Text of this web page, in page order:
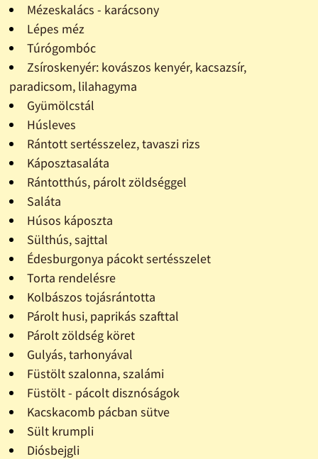
Mézeskalács - karácsony
Lépes méz
Túrógombóc
Zsíroskenyér: kovászos kenyér, kacsazsír,
paradicsom, lilahagyma
Gyümölcstál
Húsleves
Rántott sertésszelez, tavaszi rizs
Káposztasaláta
Rántotthús, párolt zöldséggel
Saláta
Húsos káposzta
Sülthús, sajttal
Édesburgonya pácokt sertésszelet
Torta rendelésre
Kolbászos tojásrántotta
Párolt husi, paprikás szafttal
Párolt zöldség köret
Gulyás, tarhonyával
Füstölt szalonna, szalámi
Füstölt - pácolt disznóságok
Kacskacomb pácban sütve
Sült krumpli
Diósbejgli